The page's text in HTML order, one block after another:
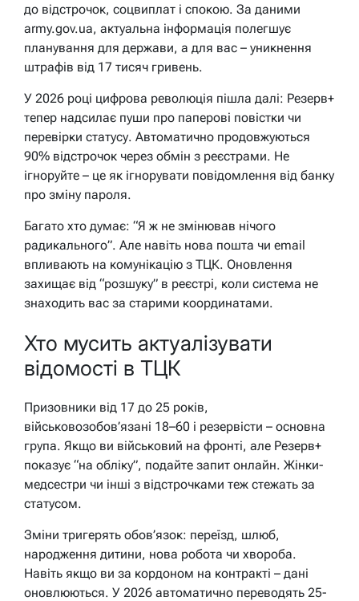
до відстрочок, соцвиплат і спокою. За даними
army.gov.ua, актуальна інформація полегшує
планування для держави, а для вас – уникнення
штрафів від 17 тисяч гривень.
У 2026 році цифрова революція пішла далі: Резерв+
тепер надсилає пуши про паперові повістки чи
перевірки статусу. Автоматично продовжуються
90% відстрочок через обмін з реєстрами. Не
ігноруйте – це як ігнорувати повідомлення від банку
про зміну пароля.
Багато хто думає: “Я ж не змінював нічого
радикального”. Але навіть нова пошта чи email
впливають на комунікацію з ТЦК. Оновлення
захищає від “розшуку” в реєстрі, коли система не
знаходить вас за старими координатами.
Хто мусить актуалізувати
відомості в ТЦК
Призовники від 17 до 25 років,
військовозобов’язані 18–60 і резервісти – основна
група. Якщо ви військовий на фронті, але Резерв+
показує “на обліку”, подайте запит онлайн. Жінки-
медсестри чи інші з відстрочками теж стежать за
статусом.
Зміни тригерять обов’язок: переїзд, шлюб,
народження дитини, нова робота чи хвороба.
Навіть якщо ви за кордоном на контракті – дані
оновлюються. У 2026 автоматично переводять 25-